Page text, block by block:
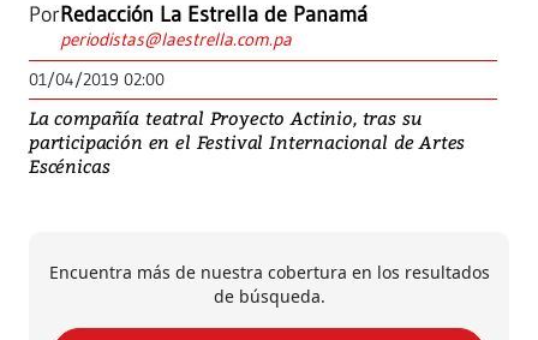
PorRedacción La Estrella de Panamá
periodistas@laestrella.com.pa
01/04/2019 02:00
La compañía teatral Proyecto Actinio, tras su
participación en el Festival Internacional de Artes
Escénicas
Encuentra más de nuestra cobertura en los resultados
de búsqueda.